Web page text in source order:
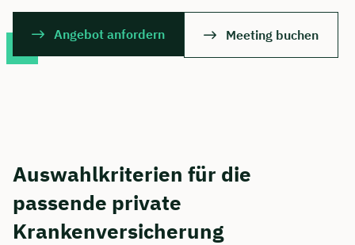
Angebot anfordern Meeting buchen
Auswahlkriterien für die
passende private
Krankenversicherung